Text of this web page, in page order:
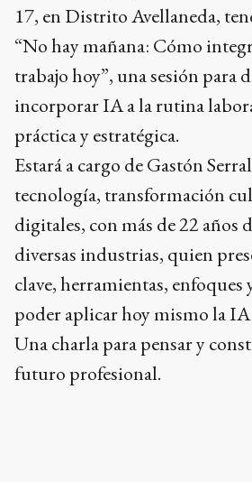
17, en Distrito Avellaneda,
“No hay mañana: Cómo
trabajo hoy”, una sesión para
incorporar IA a la rutina
práctica y estratégica.
Estará a cargo de Gastón
tecnología, transformación
digitales, con más de 22 años
diversas industrias, quien
clave, herramientas, enfoques
poder aplicar hoy mismo la
Una charla para pensar y
futuro profesional.